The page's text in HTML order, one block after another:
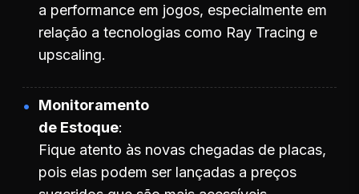
a performance em jogos, especialmente em
relação a tecnologias como Ray Tracing e
upscaling.
Monitoramento
de Estoque
Fique atento às novas chegadas de placas,
pois elas podem ser lançadas a preços